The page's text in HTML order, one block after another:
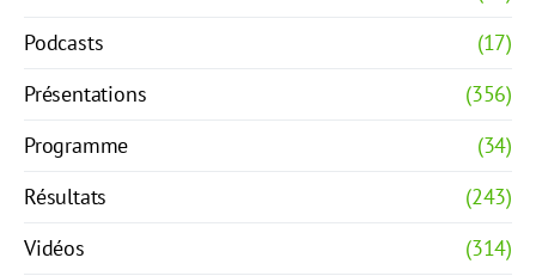
Podcasts
(17)
Présentations
(356)
Programme
(34)
Résultats
(243)
Vidéos
(314)